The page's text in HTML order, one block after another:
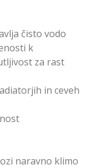
čisto vodo
k
za rast
in ceveh
naravno klimo